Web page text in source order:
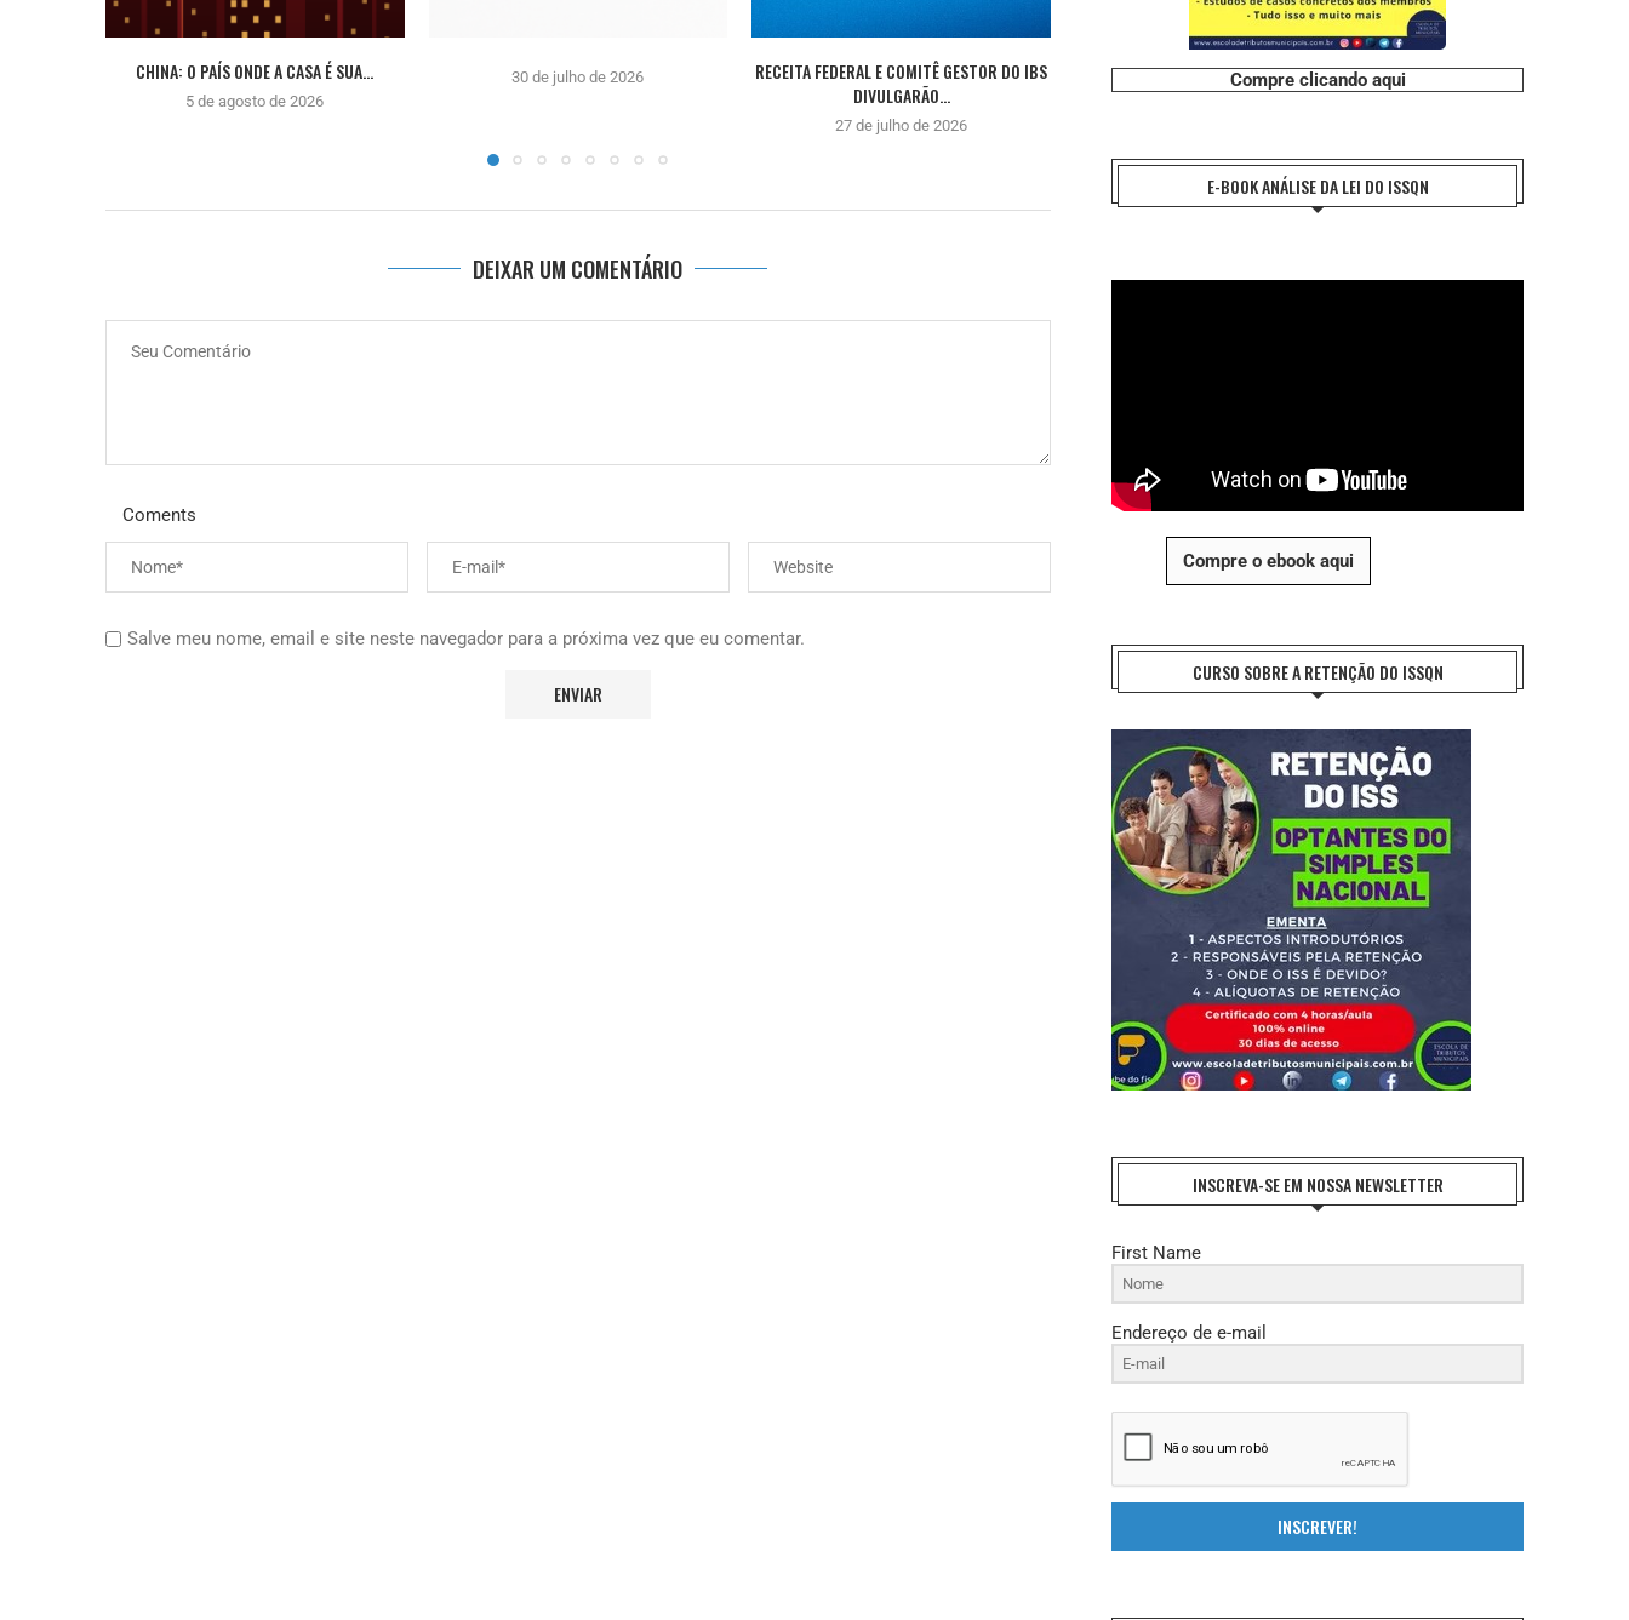
CHINA: O PAÍS ONDE A CASA É SUA...
5 de agosto de 2026
30 de julho de 2026
RECEITA FEDERAL E COMITÊ GESTOR DO IBS
DIVULGARÃO...
27 de julho de 2026
REFORMA TRIBUTÁRIA: O DESAFIO DA
IMPLEMENTAÇÃO E A...
ENTIDADES NACIONAIS DO FISCO
FAZEM HOMENAGEM
DEIXAR UM COMENTÁRIO
Coments
Salve meu nome, email e site neste navegador para a próxima vez que eu comentar.
Compre clicando aqui
E-BOOK ANÁLISE DA LEI DO ISSQN
Compre o ebook aqui
CURSO SOBRE A RETENÇÃO DO ISSQN
INSCREVA-SE EM NOSSA NEWSLETTER
First Name
Endereço de e-mail
INSCREVER!